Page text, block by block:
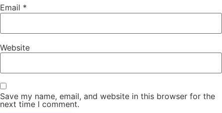
Email *
Website
Save my name, email, and website in this browser for the
next time I comment.